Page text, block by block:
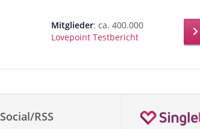
Mitglieder: ca. 400.000
Lovepoint Testbericht
Social/RSS